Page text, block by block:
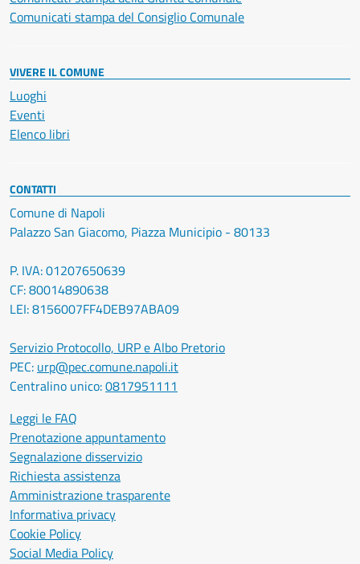
Comunicati stampa del Consiglio Comunale
VIVERE IL COMUNE
Luoghi
Eventi
Elenco libri
CONTATTI
Comune di Napoli
Palazzo San Giacomo, Piazza Municipio - 80133
P. IVA: 01207650639
CF: 80014890638
LEI: 8156007FF4DEB97ABA09
Servizio Protocollo, URP e Albo Pretorio
PEC: urp@pec.comune.napoli.it
Centralino unico:0817951111
Leggi le FAQ
Prenotazione appuntamento
Segnalazione disservizio
Richiesta assistenza
Amministrazione trasparente
Informativa privacy
Cookie Policy
Social Media Policy